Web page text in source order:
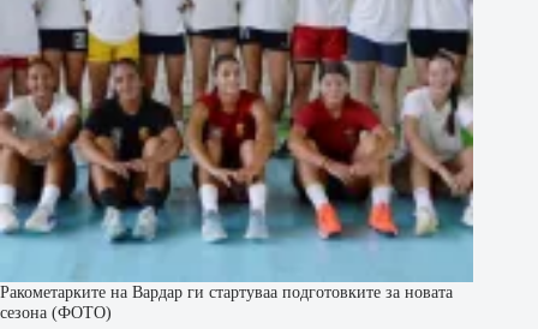
Ракометарките на Вардар ги стартуваа подготовките за новата
сезона (ФОТО)